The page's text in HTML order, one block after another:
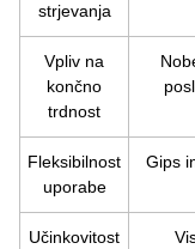
strjevanja
Vpliv na
končno
trdnost
Fleksibilnost
uporabe
Gips
Učinkovitost